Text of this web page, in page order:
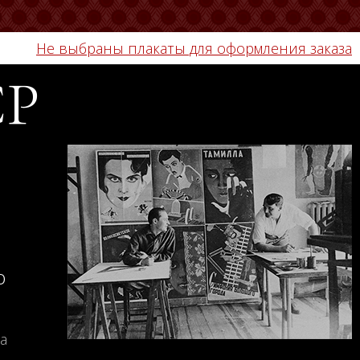
Не выбраны плакаты для оформления заказа